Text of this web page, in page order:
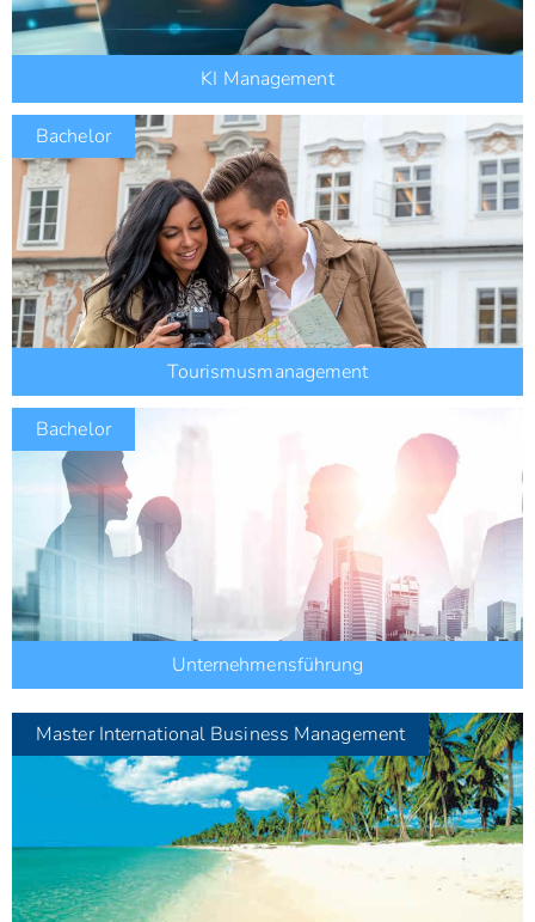
KI Management
Bachelor
Tourismusmanagement
Bachelor
Unternehmensführung
MasterInternational Business Management